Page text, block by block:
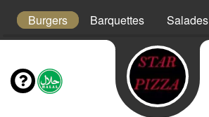
Burgers Barquettes Salades